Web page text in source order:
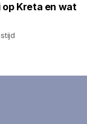
op Kreta en wat